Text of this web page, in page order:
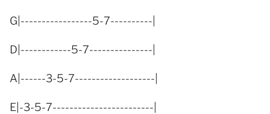
G|-----------------5-7----------|
D|------------5-7---------------|
A|------3-5-7-------------------|
E|-3-5-7------------------------|